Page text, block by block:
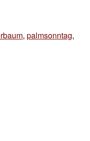
, palmsonntag,